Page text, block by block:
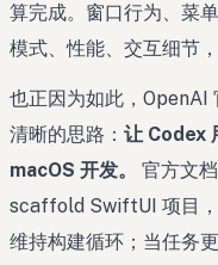
算完成。窗口行为、菜
模式、性能、交互细节
也正因为如此，OpenAI
清晰的思路： 让 Codex
macOS 开发。
官方文
scaffold SwiftUI 项目
维持构建循环；当任务